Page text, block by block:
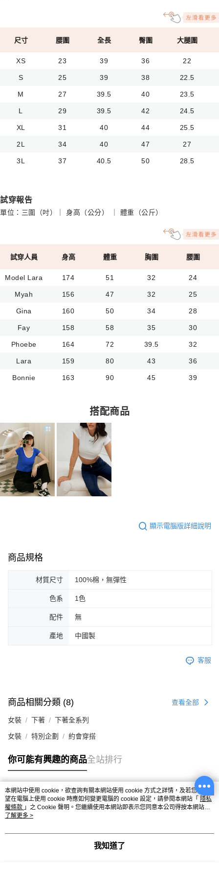
尺寸 腰圍 全長 臀圍 大腿圍
XS 23 39 36 22
S 25 39 38 22.5
M 27 39.5 40 23.5
L 29 39.5 42 24.5
XL 31 40 44 25.5
2L 34 40 47 27
3L 37 40.5 50 28.5
試穿報告
單位：三圍（吋）｜ 身高（公分） ｜ 體重（公斤）
試穿人員 身高 體重 胸圍 腰圍
Model Lara 174 51 32 24
Myah 156 47 32 25
Gina 160 50 34 28
Fay 158 58 35 30
Phoebe 164 72 39.5 32
Lara 159 80 43 36
Bonnie 163 90 45 39
搭配商品
顯示電腦版詳細說明
商品規格
材質尺寸 100%棉，無彈性
色系 1色
配件 無
產地 中國製
客服
商品相關分類 (8) 查看全部
女裝 下著 下著全系列
女裝 特別企劃 約會穿搭
你可能有興趣的商品全站排行
熱門標籤
本網站中使用 cookie，欲查詢有關本網站使用 cookie 方式之詳情，及若您不希
望在電腦上使用 cookie 時應如何變更電腦的 cookie 設定，請參閱本網站「 隱私
權條款 」之 Cookie 聲明。您繼續使用本網站即表示您同意本公司得按本網站使
用條款之 Cookie 聲明使用 cookie。
了解更多 >
我知道了